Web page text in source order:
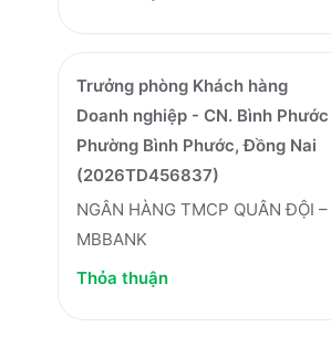
Trưởng phòng Khách hàng
Doanh nghiệp - CN. Bình Phước
Phường Bình Phước, Đồng Nai
(2026TD456837)
NGÂN HÀNG TMCP QUÂN ĐỘI –
MBBANK
Thỏa thuận